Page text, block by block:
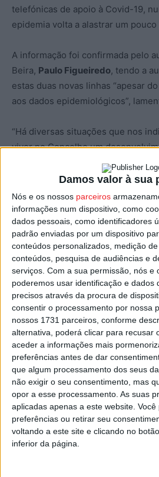
Damos valor à sua
Nós e os nossos parceiros
informações num dispositivo, como
dados pessoais, como identificadores
padrão enviadas por um dispositivo
conteúdos personalizados, medição
conteúdos, pesquisa de audiências e
serviços. Com a sua permissão, nós e
poderemos usar identificação e dados
precisos através da procura de
consentir o processamento por nossa
nossos 1731 parceiros, conforme
alternativa, poderá clicar para recusar
aceder a informações mais
preferências antes de dar
que algum processamento dos seus
não exigir o seu consentimento, mas
opor a esse processamento. As suas
aplicadas apenas a este website.
preferências ou retirar seu
voltando a este site e clicando no
inferior da página.
telefónicas de apoio à Covid-19,
epidemia volta a alastrar um
A informação foi confirmada pelo
Beira, Paulo Figueiredo, tendo a
estas duas novas linhas “apesar
aos dados epidemiológicos”,
“Há diversas situações que nos
viver no Concelho um
Covid-19”, frisou Paulo
Município acionou duas Linhas
Covid-19 com o objetivo de prestar
se encontram em isolamento
o acesso a medicamentos, aos
às refeições, entre outras”.
Os números das Linhas
são 912 328 230 e
910 058 561, mas o contato poderá
pelos munícipes com recurso ao
Município de Moimenta da Beira,
Esta e outras notícias para ouvir
FM ou emwww.968.fm
Pub